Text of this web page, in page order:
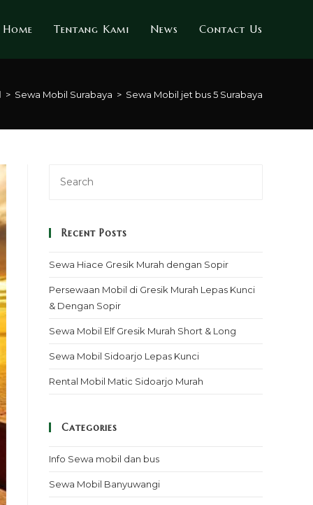
Home Tentang Kami News Contact Us
> Sewa Mobil Surabaya > Sewa Mobil jet bus 5 Surabaya
Recent Posts
Sewa Hiace Gresik Murah dengan Sopir
Persewaan Mobil di Gresik Murah Lepas Kunci
& Dengan Sopir
Sewa Mobil Elf Gresik Murah Short & Long
Sewa Mobil Sidoarjo Lepas Kunci
Rental Mobil Matic Sidoarjo Murah
Categories
Info Sewa mobil dan bus
Sewa Mobil Banyuwangi